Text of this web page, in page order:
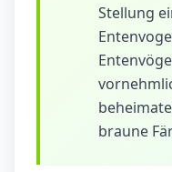
Stellung
braune